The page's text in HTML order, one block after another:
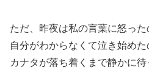
ただ、昨夜は私の言葉に怒った
自分がわからなくて泣き始めた
カナタが落ち着くまで静かに待